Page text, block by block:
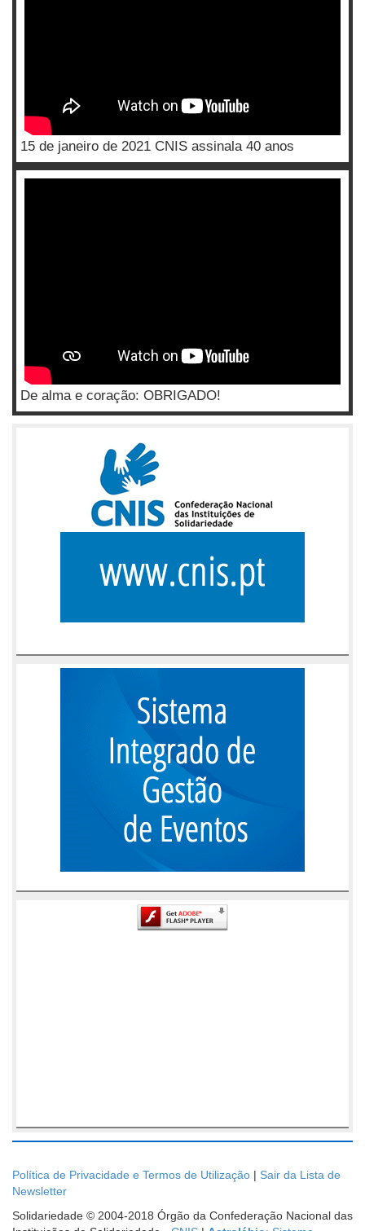
15 de janeiro de 2021 CNIS assinala 40 anos
De alma e coração: OBRIGADO!
Política de Privacidade e Termos de Utilização | Sair da Lista de
Newsletter
Solidariedade © 2004-2018 Órgão da Confederação Nacional das